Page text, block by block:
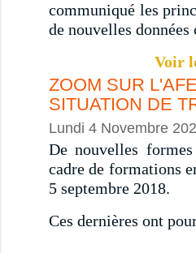
communiqué les
de nouvelles
Voir
ZOOM SUR
SITUATION DE
Lundi 4 Novembre
De nouvelles
cadre de formations
5 septembre 2018.
Ces dernières ont